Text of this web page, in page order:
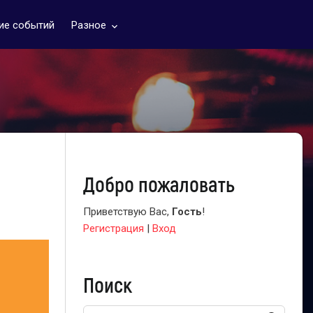
событий Разное keyboard_arrow_down
Добро пожаловать
Приветствую Вас, Гость!
Регистрация | Вход
Поиск